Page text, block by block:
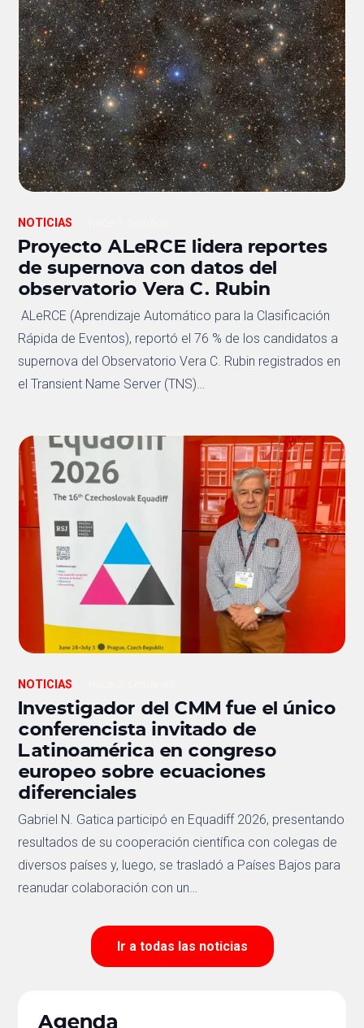
NOTICIAS
Proyecto ALeRCE lidera reportes
de supernova con datos del
observatorio Vera C. Rubin
ALeRCE (Aprendizaje Automático para la Clasificación
Rápida de Eventos), reportó el 76 % de los candidatos a
supernova del Observatorio Vera C. Rubin registrados en
el Transient Name Server (TNS)…
NOTICIAS
Investigador del CMM fue el único
conferencista invitado de
Latinoamérica en congreso
europeo sobre ecuaciones
diferenciales
Gabriel N. Gatica participó en Equadiff 2026, presentando
resultados de su cooperación científica con colegas de
diversos países y, luego, se trasladó a Países Bajos para
reanudar colaboración con un…
Ir a todas las noticias
Agenda